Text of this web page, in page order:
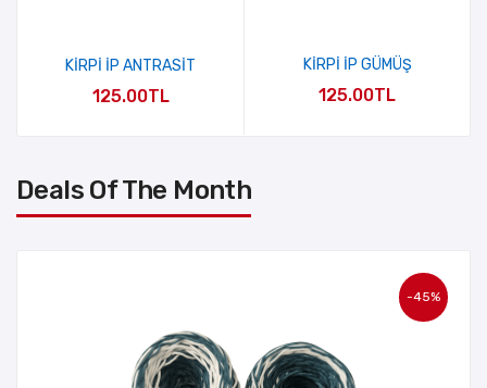
KİRPİ İP ANTRASİT
125.00TL
KİRPİ İP GÜMÜŞ
125.00TL
Deals Of The Month
-45%